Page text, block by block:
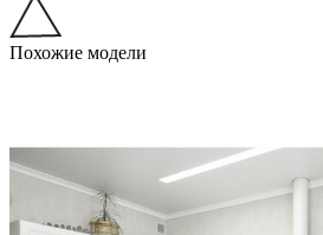
Похожие модели